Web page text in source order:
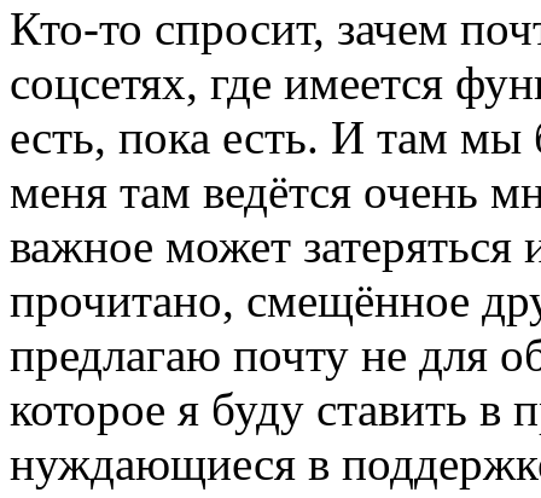
Кто-то спросит, зачем
соцсетях, где имеется
есть, пока есть. И там
меня там ведётся очень
важное может
прочитано, смещённое
предлагаю почту не для
которое я буду ставить в
нуждающиеся в